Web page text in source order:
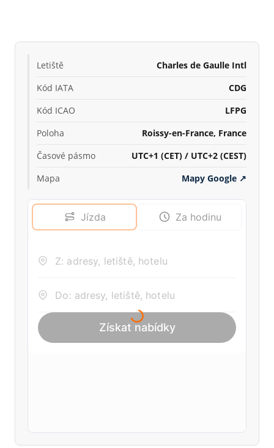
Letiště
Charles de Gaulle Intl
Kód IATA
CDG
Kód ICAO
LFPG
Poloha
Roissy-en-France, France
Časové pásmo
UTC+1 (CET) / UTC+2 (CEST)
Mapa
Mapy Google ↗